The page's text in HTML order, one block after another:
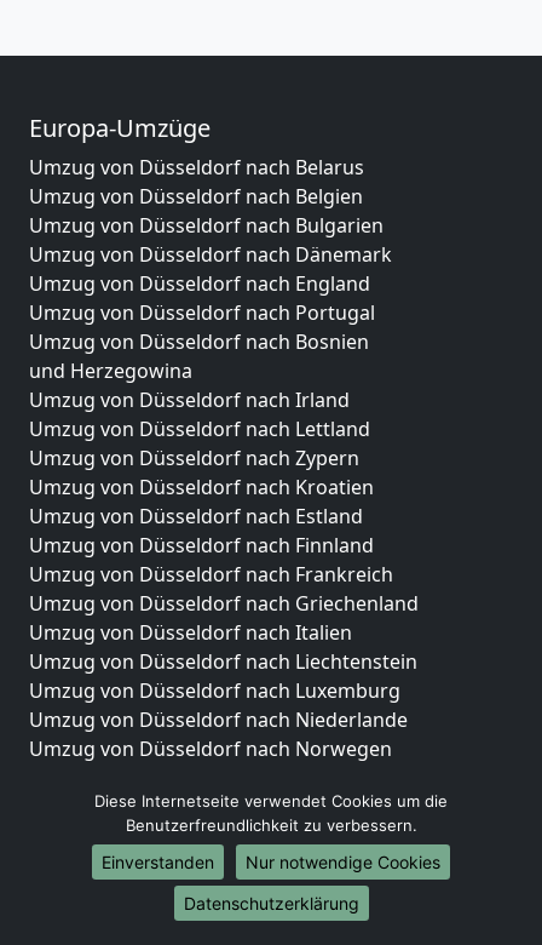
Europa-Umzüge
Umzug von Düsseldorf nach Belarus
Umzug von Düsseldorf nach Belgien
Umzug von Düsseldorf nach Bulgarien
Umzug von Düsseldorf nach Dänemark
Umzug von Düsseldorf nach England
Umzug von Düsseldorf nach Portugal
Umzug von Düsseldorf nach Bosnien
und Herzegowina
Umzug von Düsseldorf nach Irland
Umzug von Düsseldorf nach Lettland
Umzug von Düsseldorf nach Zypern
Umzug von Düsseldorf nach Kroatien
Umzug von Düsseldorf nach Estland
Umzug von Düsseldorf nach Finnland
Umzug von Düsseldorf nach Frankreich
Umzug von Düsseldorf nach Griechenland
Umzug von Düsseldorf nach Italien
Umzug von Düsseldorf nach Liechtenstein
Umzug von Düsseldorf nach Luxemburg
Umzug von Düsseldorf nach Niederlande
Umzug von Düsseldorf nach Norwegen
Umzüge-Deutschlandweit
Umzug von Düsseldorf nach Berlin
Umzug von Düsseldorf nach Hamburg
Umzug von Düsseldorf nach München
Umzug von Düsseldorf nach Köln
Diese Internetseite verwendet Cookies um die
Benutzerfreundlichkeit zu verbessern.
Einverstanden
Nur notwendige Cookies
Datenschutzerklärung